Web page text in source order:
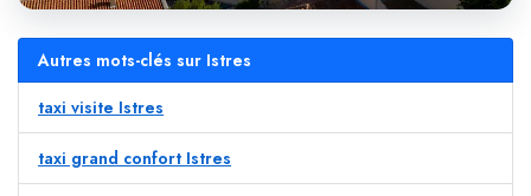
Autres mots-clés sur Istres
taxi visite Istres
taxi grand confort Istres